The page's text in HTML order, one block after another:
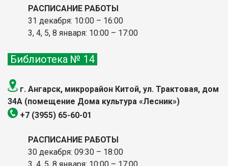
РАСПИСАНИЕ РАБОТЫ
31 декабря: 10:00 – 16:00
3, 4, 5, 8 января: 10:00 – 17:00
Библиотека № 14
г. Ангарск, микрорайон Китой, ул. Трактовая, дом
34А (помещение Дома культура «Лесник»)
+7 (3955) 65-60-01
РАСПИСАНИЕ РАБОТЫ
30 декабря: 09:30 – 18:00